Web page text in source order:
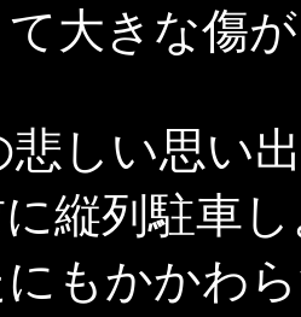
て大きな傷
悲しい思い
縦列駐車
もかかわ